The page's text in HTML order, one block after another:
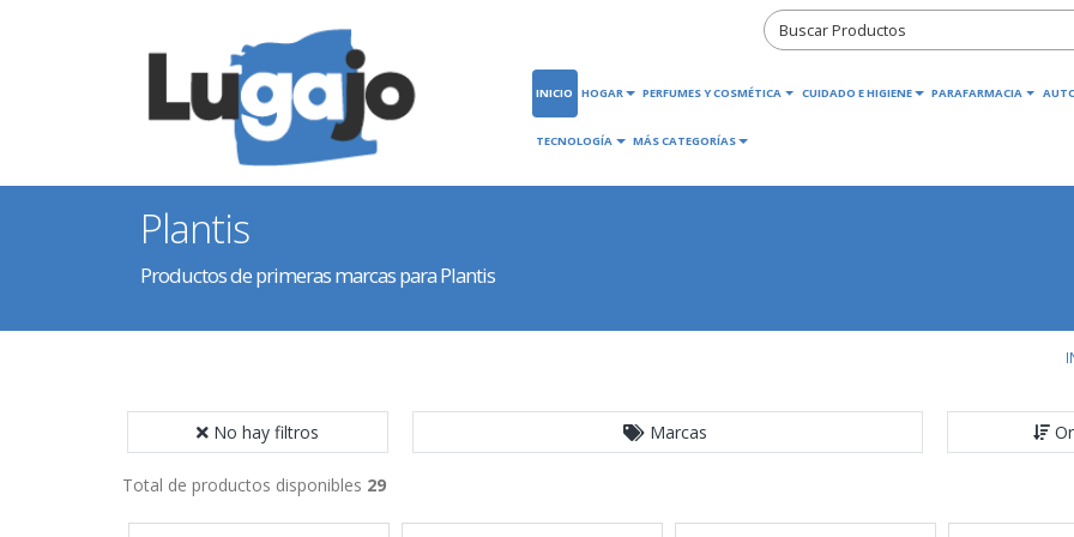
INICIO HOGAR PERFUMES Y COSMÉTICA CUIDADO E HIGIENE PARAFARMACIA
TECNOLOGÍA MÁS CATEGORÍAS
Plantis
Productos de primeras marcas para Plantis
No hay filtros Marcas
Total de productos disponibles 29